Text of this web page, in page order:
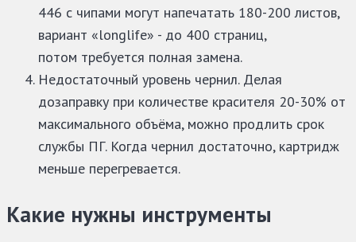
446 с чипами могут напечатать 180-200 листов,
вариант «longlife» - до 400 страниц,
потом требуется полная замена.
Недостаточный уровень чернил. Делая
дозаправку при количестве красителя 20-30% от
максимального объёма, можно продлить срок
службы ПГ. Когда чернил достаточно, картридж
меньше перегревается.
Какие нужны инструменты